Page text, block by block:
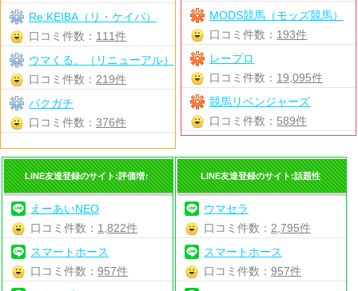
MODS競馬（モッズ競馬）
口コミ件数： 193件
レープロ
口コミ件数： 19,095件
競馬リベンジャーズ
口コミ件数： 589件
Re:KEIBA（リ・ケイバ）
口コミ件数： 111件
ウマくる。（リニューアル）
口コミ件数： 219件
バクガチ
口コミ件数： 376件
LINE友達登録のサイト:評価増↑
えーあいNEO
口コミ件数： 1,822件
スマートホース
口コミ件数：957件
LINE友達登録のサイト:話題性
ウマセラ
口コミ件数： 2,795件
スマートホース
口コミ件数： 957件